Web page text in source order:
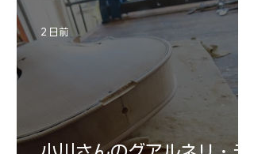
記 31
2 日前